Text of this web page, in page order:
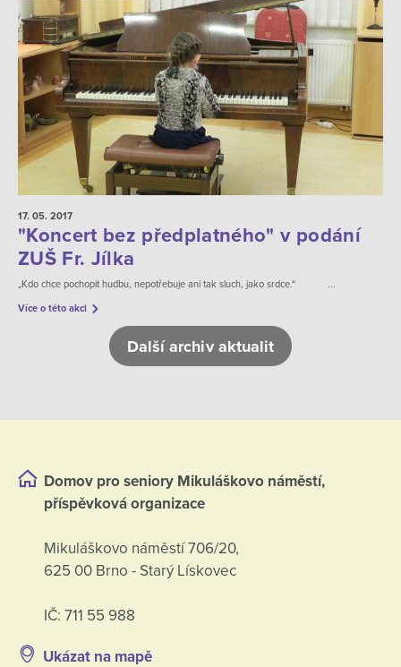
17. 05. 2017
"Koncert bez předplatného" v podání
ZUŠ Fr. Jílka
„Kdo chce pochopit hudbu, nepotřebuje ani tak sluch, jako srdce.“ ...
Více o této akci
Další archiv aktualit
Domov pro seniory Mikuláškovo náměstí,
příspěvková organizace
Mikuláškovo náměstí 706/20,
625 00 Brno - Starý Lískovec
IČ: 711 55 988
Ukázat na mapě